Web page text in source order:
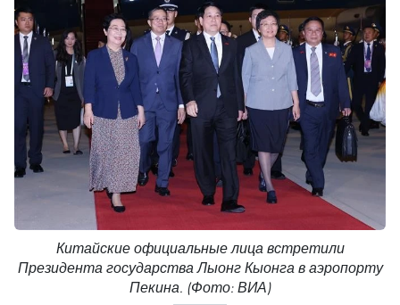
Китайские официальные лица встретили
Президента государства Лыонг Кыонга в аэропорту
Пекина. (Фото: ВИА)